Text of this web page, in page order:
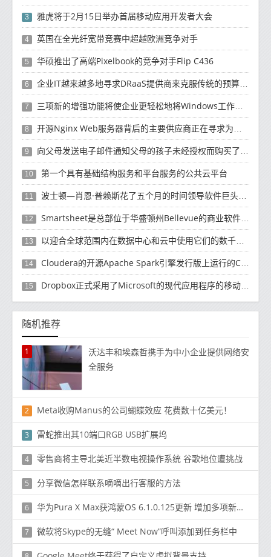
3 雅虎将于2月15日举办首届移动应用开发者大会
4 英国在全光纤宽带竞赛中超越欧洲竞争对手
5 华硕推出了高端Pixelbook的竞争对手Flip C436
6 企业IT越来越多地寻求DRaaS提供商来克服传统的预算资源和复杂性挑战
7 三项新的增强功能将使企业更轻松地将Windows工作负载迁移到云
8 开源Nginx Web服务器背后的主要供应商正在寻求为未来10年的增长提供资金
9 向父母发送电子邮件通知父母的孩子未经授权而购买了有关如何退款的产品
10 第一个具有基础结构服务和平台服务的公共云平台
11 波士顿—肖恩·普赖斯花了五个月的时间领导软件巨头SAP的云计算工作
12 Smartsheet是总部位于华盛顿州Bellevue的商业软件制造商
13 以迎合全球范围内在数据中心和云中使用它们的数千名客户
14 Cloudera的开源Apache Spark引擎发行版上运行的Cloud Dataflow版本
15 Dropbox正式​​采用了Microsoft的现代应用程序的移动计算方法
随机推荐
1
沃达丰和埃森哲携手为中小企业提供网络安
全服务
2 Meta收购Manus的公司蝴蝶效应 花费数十亿美元！
3 雷蛇推出其10端口RGB USB扩展坞
4 零售商将主导北美近半数电视操作系统 谷歌地位遭挑战
5 分享微信怎样联系嘀嘀出行客服的方法
6 华为Pura X Max获鸿蒙OS 6.1.0.125更新 增加多项新功能
7 微软将Skype的无缝“ Meet Now”呼叫添加到任务栏中